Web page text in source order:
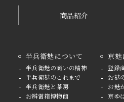
商品紹介
半兵衛麸について
半兵衛麸の商いの精神
半兵衛麸のこれまで
半兵衛麸と茶房
お辨當箱博物館
京麸
登録
お麸
お麸
京ゆ